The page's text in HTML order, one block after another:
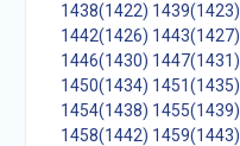
1438(1422) 1439(1423)
1442(1426) 1443(1427)
1446(1430) 1447(1431)
1450(1434) 1451(1435)
1454(1438) 1455(1439)
1458(1442) 1459(1443)